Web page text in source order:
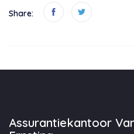
Share:
Assurantiekantoor